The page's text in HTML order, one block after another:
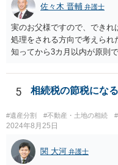
佐々木 晋輔 弁護士
実のお父様ですので、でき
処理をされる方向で考えられ
知ってから3カ月以内が原則
放棄するかどうか決めるこ
することはありませんので
ありません。 なお、私が扱
伸長して調査したところ、サ
つかったため相続したという
5 相続税の節税にな
#遺産分割 #不動産・土地の相続
2024年8月25日
関 大河 弁護士